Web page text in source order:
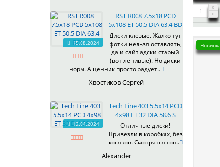
R2107FF
R2108FF
R2109FF
R217
R2202FF
R2203FF
R2204FF
R2205FF
R2206FF
R227
R228
15.08.2024
RST R008 7.5x18 PCD
5x108 ET 50.5 DIA 63.4 BD
Диски клевые. Жалко тут
фотки нельзя оставлять,
да и сайт адски старый
(вот ленивые). Но диски
норм. А ценник просто радует..
Хвостиков Сергей
12.04.2024
Tech Line 403 5.5x14 PCD
4x98 ET 32 DIA 58.6 S
Отличные диски!
Привезли в коробках, без
косяков. Смотрятся топ..
Alexander